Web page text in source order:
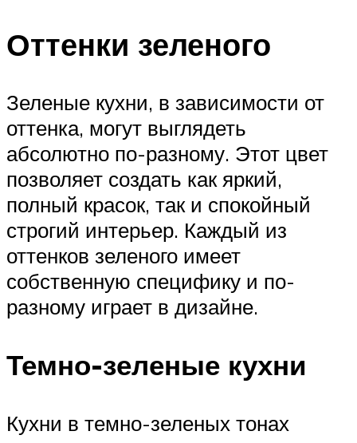
Оттенки зеленого
Зеленые кухни, в зависимости от
оттенка, могут выглядеть
абсолютно по-разному. Этот цвет
позволяет создать как яркий,
полный красок, так и спокойный
строгий интерьер. Каждый из
оттенков зеленого имеет
собственную специфику и по-
разному играет в дизайне.
Темно-зеленые кухни
Кухни в темно-зеленых тонах